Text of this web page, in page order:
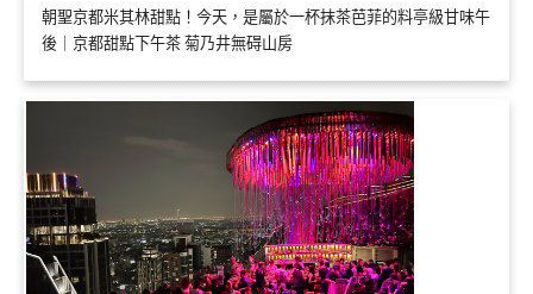
朝聖京都米其林甜點！今天，是屬於一杯抹茶芭菲的料亭級甘味午
後｜京都甜點下午茶 菊乃井無碍山房